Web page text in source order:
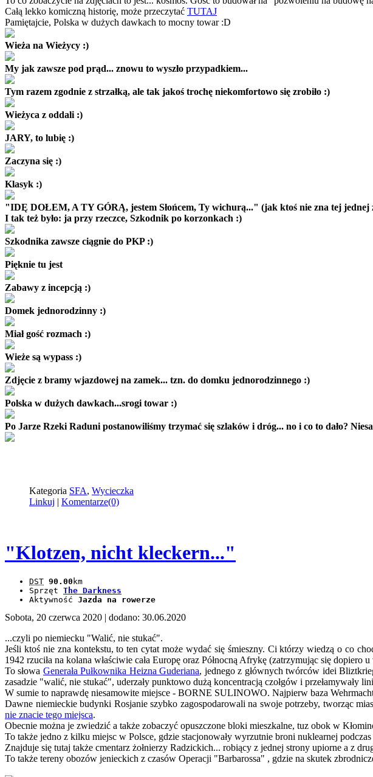
Całą lekko komiczną historię, może przeczytać TUTAJ
Pamiętajcie, Polska w dużych dawkach to mocny towar :D
Wieża na Wieżycy :)
My jak zawsze pod prąd... znowu to wyszło przypadkiem...
Tym razem zgodnie z strzałką, ale tak jakoś trochę niekomfortowo się zrobiło :)
Wieżyca z oddali :)
JARY, to lubię :)
Zaczyna się :)
Klasyk :)
"IDĘ DOŁEM, A TY GÓRĄ, jestem Słońcem, Ty wichurą..." (jak ktoś nie zna tej jednej
I tak też było: ja przy rzeczce, Szkodnik po korzonkach :)
Szkodnika zawsze ciągnie do PKP :)
Pięknie tu jest
Zabawy z incepcją :)
Domek jednorodzinny :)
Miał gość rozmach :)
Wieże są wypass :)
Zdjęcie z bramy wjazdowej na zamek... tzn. do domku jednorodzinnego :)
Polska w dużych dawkach...srogi towar :)
Po Jarze Rzeki Raduni postanowiliśmy trzymać się szlaków i dróg... no i co to dało?
Kategoria SFA, Wycieczka
Linkuj | Komentarze(0)
"Klotzen, nicht kleckern..."
DST 90.00 km
Sprzęt The Darkness
Aktywność Jazda na rowerze
Sobota, 20 czerwca 2020 | dodano: 30.06.2020
...czyli po niemiecku "Walić, nie stukać".
Jeśli ktoś nie zna kontekstu, to ten cytat może wydać się śmieszny. Ci którzy wiedzą o co
1942 rzuciła na kolana właściwie cała Europę oraz Północną Afrykę (zatrzymując się dopiero
To słowa Generała Pułkownika Heizna Guderiana, jednego z głównych twórców idei
zasadzie "walić, nie stukać", uderzały punktowo dużą koncentracją czołgów i
W sumie to naprawdę niesamowite miejsce - BORNE SULINOWO. Najpierw baza
Dawne niemieckie budynki Rosjanie szybko zagospodarowali na swoje potrzeby, tworząc
nie znacie tego miejsca.
Obecnie można je zwiedzić a także zobaczyć opuszczone bloki mieszkalne, tuz obok w
To także jedno z kilku miejsc w Polsce, gdzie stacjonowały wyrzutnie broni nuklearnej
Znajduje się tutaj także cmentarz żołnierzy Radzickich... robiący z jednej strony upiorne a z
To także tereny obozów jenieckich z czasów Operacji "Barbarossa" , gdzie na skutek